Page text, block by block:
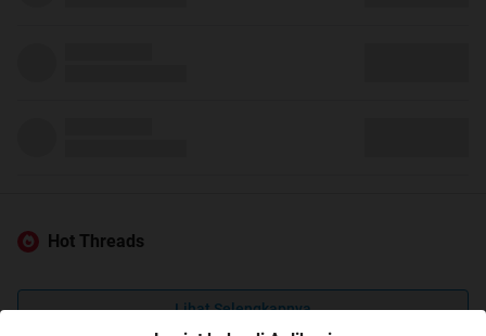
Hot Threads
Lihat Selengkapnya